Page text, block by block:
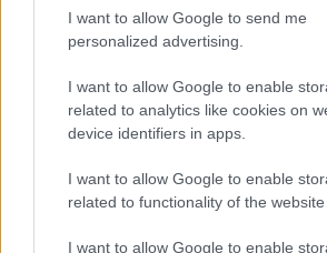
I want to allow Google to send me
personalized advertising.
I want to allow Google to enable
related to analytics like cookies on
device identifiers in apps.
I want to allow Google to enable
related to functionality of the website
I want to allow Google to enable